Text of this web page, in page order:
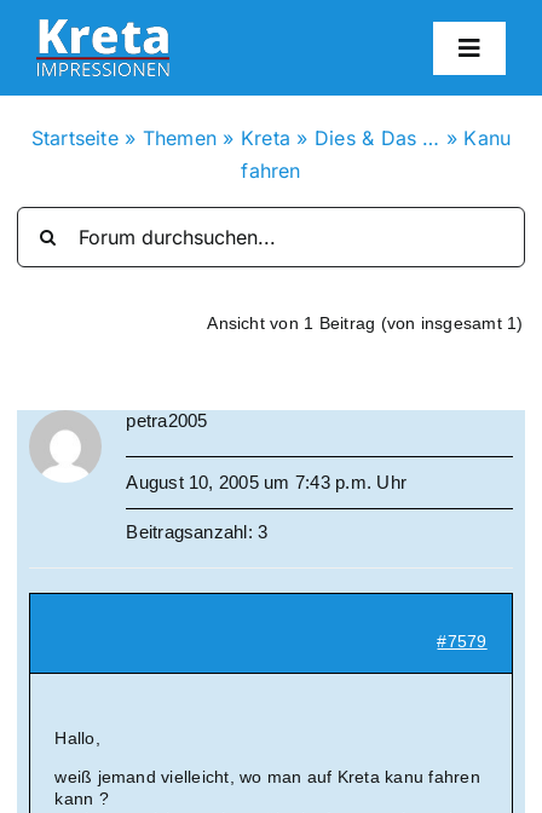
Zum
Inhalt
springen
Suche
Startseite» Themen » Kreta » Dies & Das … » Kanu
fahren
Ansicht von 1 Beitrag (von insgesamt 1)
petra2005
August 10, 2005 um 7:43 p.m. Uhr
Beitragsanzahl: 3
#7579
Hallo,
weiß jemand vielleicht, wo man auf Kreta kanu fahren
kann ?